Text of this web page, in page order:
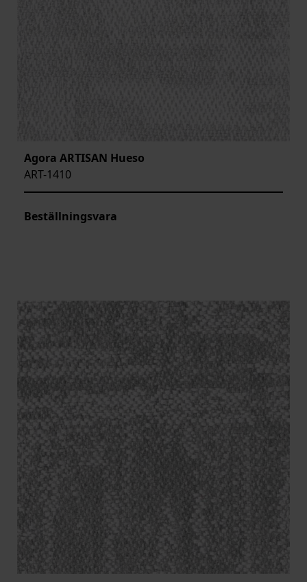
Agora ARTISAN Hueso
ART-1410
Beställningsvara